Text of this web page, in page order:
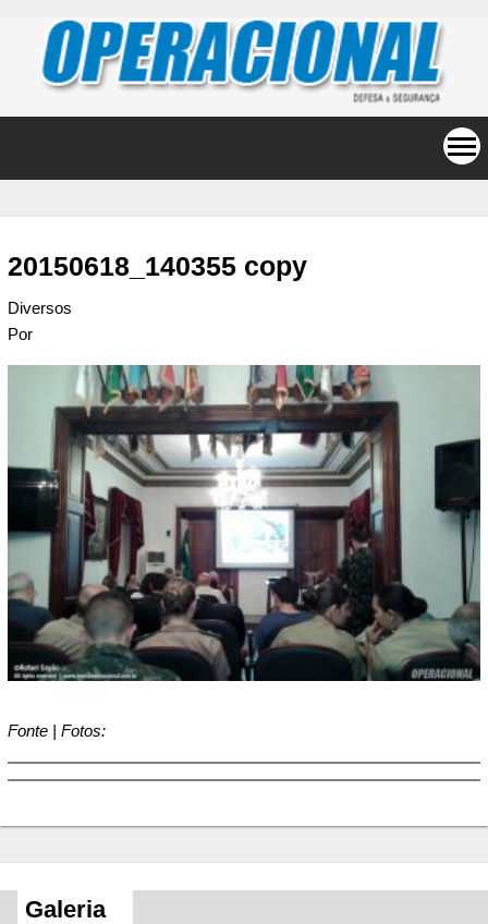
20150618_140355 copy
Diversos
Por
Fonte | Fotos:
Galeria